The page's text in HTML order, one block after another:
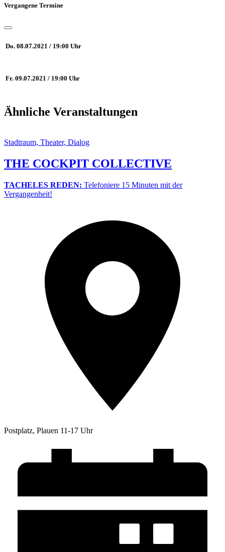
Vergangene Termine
Do. 08.07.2021 / 19:00 Uhr
Fr. 09.07.2021 / 19:00 Uhr
Ähnliche Veranstaltungen
Stadtraum, Theater, Dialog
THE COCKPIT COLLECTIVE
TACHELES REDEN: Telefoniere 15 Minuten mit der
Vergangenheit!
Postplatz, Plauen 11-17 Uhr